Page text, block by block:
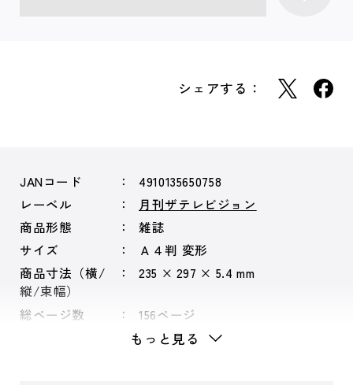
シェアする：
JANコード
4910135650758
レーベル
月刊ザテレビジョン
商品形態
雑誌
サイズ
Ａ４判 変形
商品寸法（横/
縦/束幅）
235 × 297 × 5.4 mm
総ページ数 156ページ
もっと見る